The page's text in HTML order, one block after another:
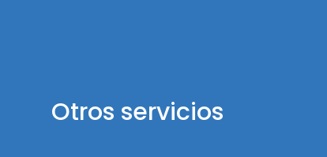
Otros servicios